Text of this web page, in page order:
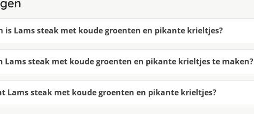
is Lams steak met koude groenten en pikante krieltjes?
Lams steak met koude groenten en pikante krieltjes te maken?
Lams steak met koude groenten en pikante krieltjes?